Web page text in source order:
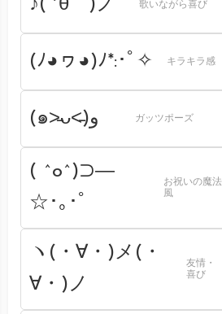
♪( ´θ｀)ノ 歌いながら喜び
(ﾉ◕ヮ◕)ﾉ*:･ﾟ✧ キラキラ感
(๑˃̵ᴗ˂̵)و ガッツポーズ
( ^o^)⊃―
☆･｡･ﾟ
お祝いの魔法
風
ヽ(・∀・)メ(・
∀・)ノ
友情・
喜び